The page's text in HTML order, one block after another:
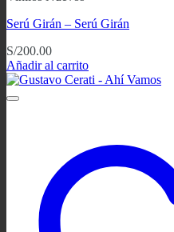
Serú Girán – Serú Girán
S/200.00
Añadir al carrito